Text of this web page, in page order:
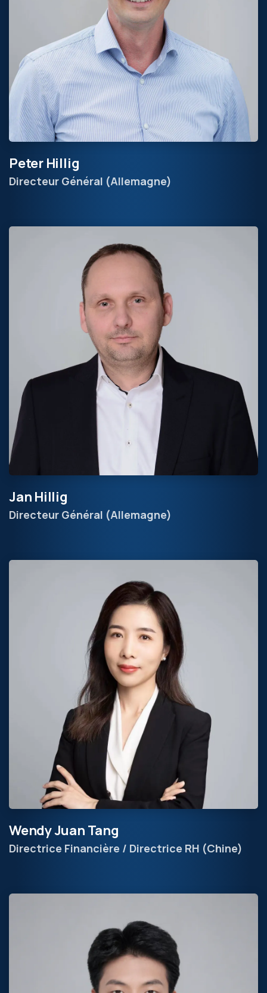
Peter Hillig
Directeur Général (Allemagne)
Jan Hillig
Directeur Général (Allemagne)
Wendy Juan Tang
Directrice Financière / Directrice RH (Chine)